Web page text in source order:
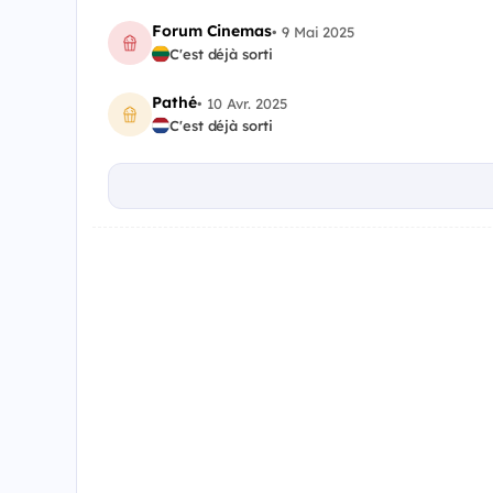
Forum Cinemas• 9 Mai 2025
C'est déjà sorti
Pathé• 10 Avr. 2025
C'est déjà sorti